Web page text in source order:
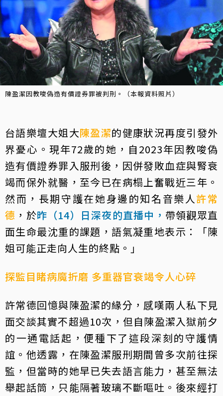
陳盈潔因教唆偽造有價證券罪被判刑。（本報資料照片）
台語樂壇大姐大陳盈潔的健康狀況再度引發外
界憂心。現年72歲的她，自2023年因教唆偽
造有價證券罪入服刑後，因併發敗血症與腎衰
竭而保外就醫，至今已在病榻上奮戰近三年。
然而，長期守護在她身邊的知名音樂人許常
德 ，於昨（14）日深夜的直播中， 帶領觀眾直
面生命最沈重的課題，語氣凝重地表示：「陳
姐可能正走向人生的終點。」
探監目睹病魔折磨 多重器官衰竭令人心碎
許常德回憶與陳盈潔的緣分，感嘆兩人私下見
面交談其實不超過10次，但自陳盈潔入獄前夕
的一通電話起，便種下了這段深刻的守護情
誼。他透露，在陳盈潔服刑期間曾多次前往探
監，但當時的她早已失去語言能力，甚至無法
舉起話筒，只能隔著玻璃不斷嘔吐。後來經打